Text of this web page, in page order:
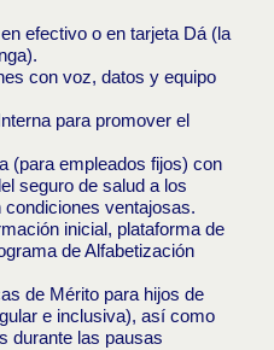
efectivo o en tarjeta Dá (la
con voz, datos y equipo
para promover el
(para empleados fijos) con
seguro de salud a los
ventajosas.
inicial, plataforma de
de Alfabetización
de Mérito para hijos de
e inclusiva), así como
durante las pausas